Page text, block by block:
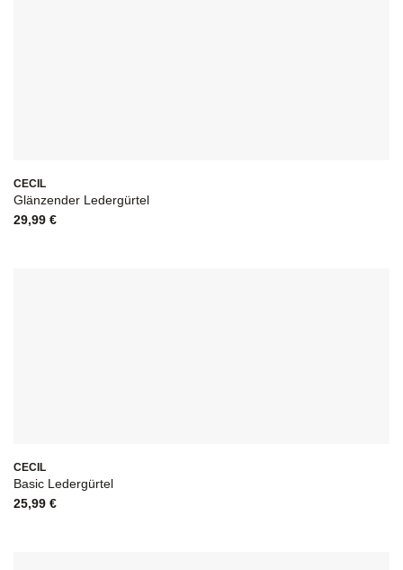
CECIL
Glänzender Ledergürtel
29,99 €
CECIL
Basic Ledergürtel
25,99 €